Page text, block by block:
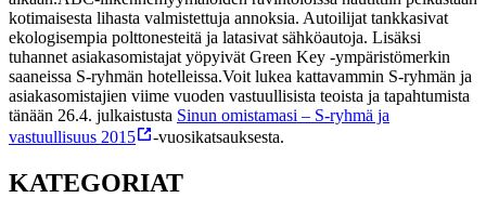
kotimaisesta lihasta valmistettuja annoksia. Autoilijat tankkasivat
ekologisempia polttonesteitä ja latasivat sähköautoja. Lisäksi
tuhannet asiakasomistajat yöpyivät Green Key -ympäristömerkin
saaneissa S-ryhmän hotelleissa.Voit lukea kattavammin S-ryhmän ja
asiakasomistajien viime vuoden vastuullisista teoista ja tapahtumista
tänään 26.4. julkaistusta Sinun omistamasi – S-ryhmä ja
vastuullisuus 2015
-vuosikatsauksesta.
KATEGORIAT